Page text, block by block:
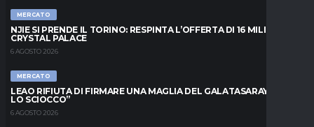
MERCATO
NJIE SI PRENDE IL TORINO: RESPINTA L’OFFERTA DI 16 MILIONI DAL
CRYSTAL PALACE
6 AGOSTO 2026
MERCATO
LEAO RIFIUTA DI FIRMARE UNA MAGLIA DEL GALATASARAY: “FAI
LO SCIOCCO”
6 AGOSTO 2026